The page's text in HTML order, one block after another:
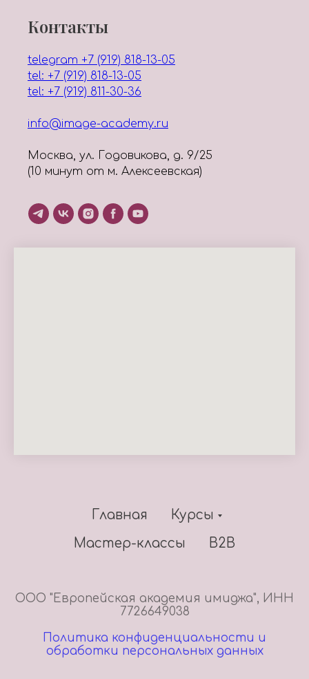
Контакты
telegram +7 (919) 818-13-05
tel: +7 (919) 818-13-05
tel: +7 (919) 811-30-36
info@image-academy.ru
Москва, ул. Годовикова, д. 9/25
(10 минут от м. Алексеевская)
Главная
Курсы
Мастер-классы
В2В
ООО "Европейская академия имиджа", ИНН
7726649038
Политика конфиденциальности и
обработки персональных данных